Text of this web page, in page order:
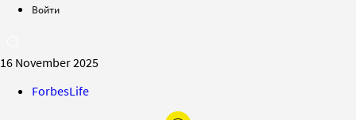
Войти
16 November 2025
ForbesLife